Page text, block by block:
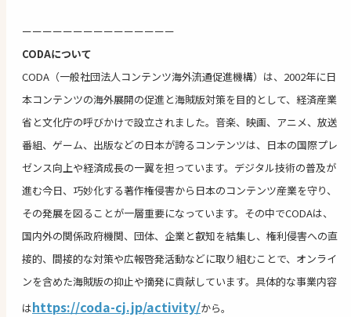
ーーーーーーーーーーーーーーー
CODAについて
CODA（一般社団法人コンテンツ海外流通促進機構）は、2002年に日
本コンテンツの海外展開の促進と海賊版対策を目的として、経済産業
省と文化庁の呼びかけで設立されました。音楽、映画、アニメ、放送
番組、ゲーム、出版などの日本が誇るコンテンツは、日本の国際プレ
ゼンス向上や経済成長の一翼を担っています。デジタル技術の普及が
進む今日、巧妙化する著作権侵害から日本のコンテンツ産業を守り、
その発展を図ることが一層重要になっています。その中でCODAは、
国内外の関係政府機関、団体、企業と叡知を結集し、権利侵害への直
接的、間接的な対策や広報啓発活動などに取り組むことで、オンライ
ンを含めた海賊版の抑止や摘発に貢献しています。具体的な事業内容
はhttps://coda-cj.jp/activity/から。